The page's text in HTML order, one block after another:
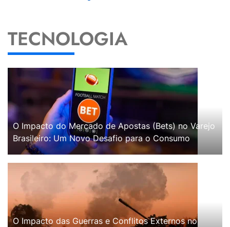
TECNOLOGIA
O Impacto do Mercado de Apostas (Bets) no Varejo
Brasileiro: Um Novo Desafio para o Consumo
O Impacto das Guerras e Conflitos Externos no